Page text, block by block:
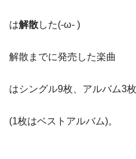
は解散した(-ω- )
解散までに発売した楽曲
はシングル9枚、アルバム3枚
(1枚はベストアルバム)。